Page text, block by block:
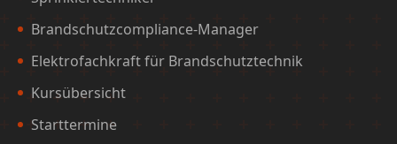
Brandschutzcompliance-Manager
Elektrofachkraft für Brandschutztechnik
Kursübersicht
Starttermine